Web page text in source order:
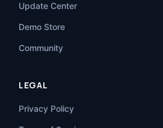
Update Center
Demo Store
Community
LEGAL
Privacy Policy